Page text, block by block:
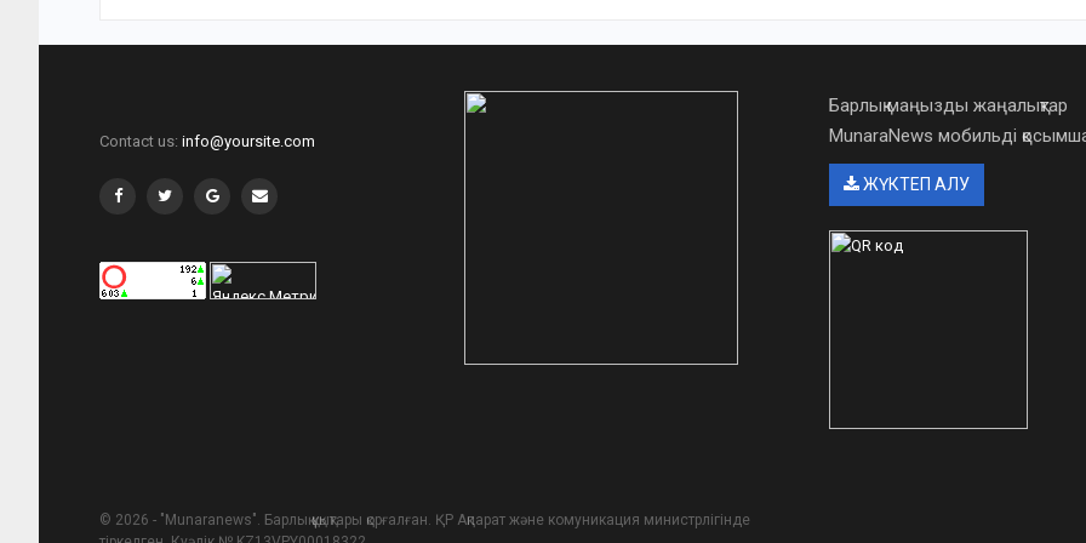
Contact us: info@yoursite.com
Барлық маңызды жаңалықтар
MunaraNews мобильді
ЖҮКТЕП АЛУ
© 2026 - "Munaranews". Барлық құқықтары қорғалған. ҚР Ақпарат және комуникация министрлігінде